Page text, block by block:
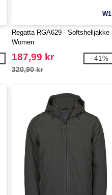
W1
Regatta RGA629 - Softshelljakke
Women
187,99 kr
320,90 kr
-41%